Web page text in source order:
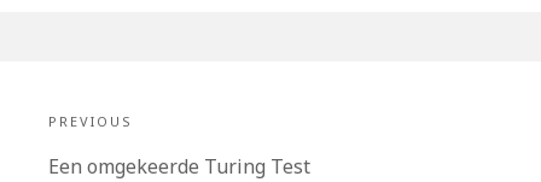
navigatie
PREVIOUS
Previous
Een omgekeerde Turing Test